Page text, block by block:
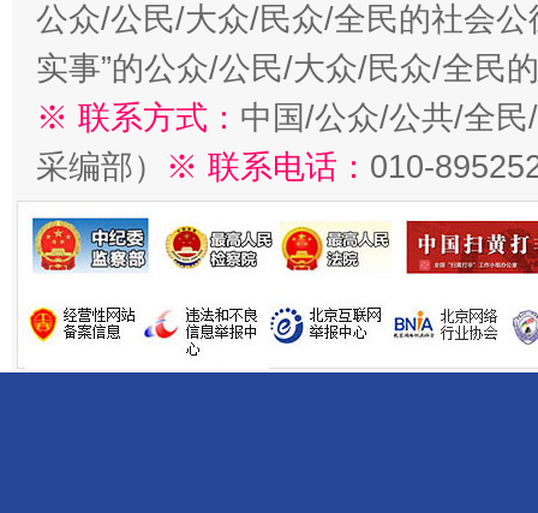
公众/公民/大众/民众/全民的社会公
实事”的公众/公民/大众/民众/全民
※ 联系方式： 中国/公众/公共/全
采编部） ※ 联系电话： 010-